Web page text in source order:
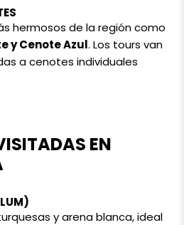
hermosos de la región como
y Cenote Azul. Los tours van
a cenotes individuales
EN
y arena blanca, ideal